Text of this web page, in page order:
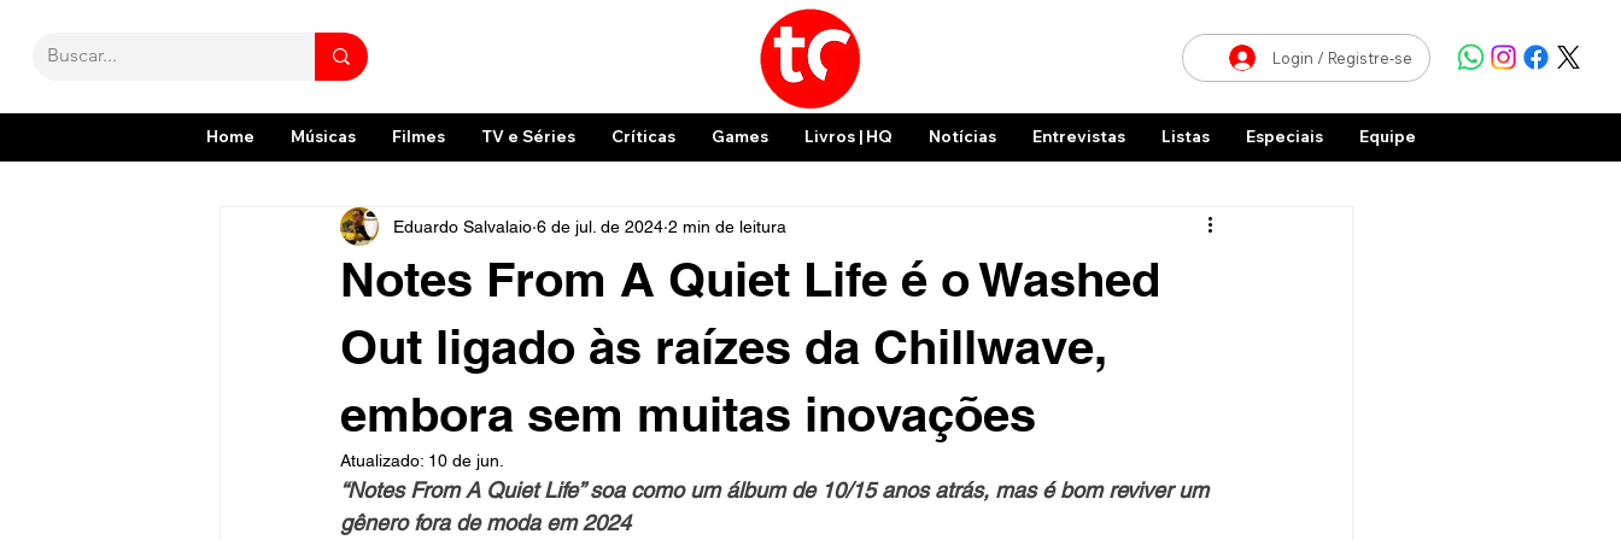
Login / Registre-se
Home Músicas Filmes TV e Séries Críticas Games Livros | HQ Notícias Entrevistas Listas Especiais Equipe
Notes From A Quiet Life é o Washed
Out ligado às raízes da Chillwave,
embora sem muitas inovações
Eduardo Salvalaio 6 de jul. de 2024 2 min de leitura
Atualizado: 10 de jun.
“Notes From A Quiet Life” soa como um álbum de 10/15 anos atrás, mas é bom reviver um
gênero fora de moda em 2024